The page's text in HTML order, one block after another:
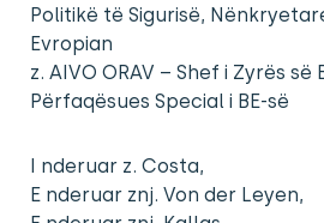
Politikë të Sigurisë,
Evropian
z. AIVO ORAV – Shef i Zyrës së
Përfaqësues Special i BE-së
I nderuar z. Costa,
E nderuar znj. Von der Leyen,